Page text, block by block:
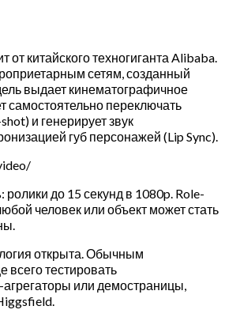
от китайского техногиганта Alibaba.
сетям, созданный
выдает кинематографичное
самостоятельно переключать
и генерирует звук
губ персонажей (Lip Sync).
: ролики до 15 секунд в 1080p. Role-
человек или объект может стать
открыта. Обычным
всего тестировать
или демостраницы,